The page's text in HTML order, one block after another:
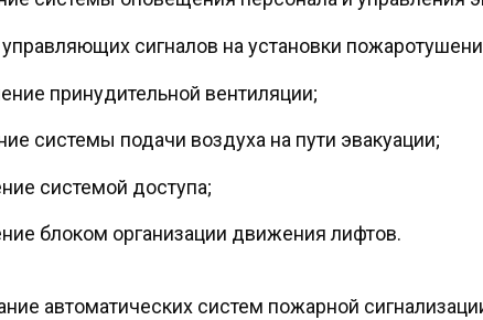
сигналов на установки
принудительной вентиляции;
системы подачи воздуха на пути эвакуации;
системой доступа;
блоком организации движения лифтов.
автоматических систем пожарной